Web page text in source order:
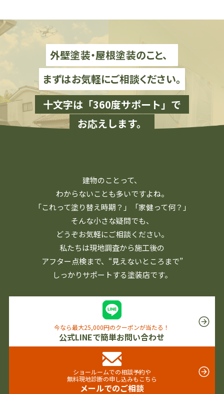
外壁塗装・屋根塗装のこと、
まずはお気軽にご相談ください。
十文字は「360度サポート」で
お応えします。
建物のことって、
わからないことも多いですよね。
「これって塗り替え時期？」「家健って何？」
そんな小さな疑問でも、
どうぞお気軽にご相談ください。
私たちは現地調査から施工後の
アフター点検まで、 “見えないところまで”
しっかりサポートする塗装店です。
今なら最大25,000円のクーポンが当たる！
公式LINEで簡単お問い合わせ
ショールームでの相談予約や
無料現地診断の申し込みもこちら
メールでのご相談